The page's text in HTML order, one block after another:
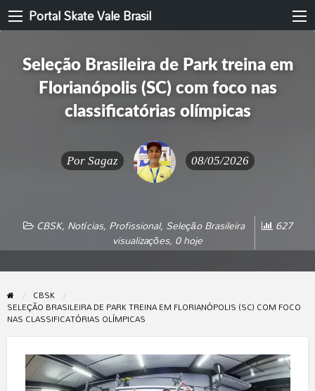
Portal Skate Vale Brasil
Seleção Brasileira de Park treina em
Florianópolis (SC) com foco nas
classificatórias olímpicas
Por Sagaz 08/05/2026
CBSK, Notícias, Profissional, Seleção Brasileira 627
visualizações, 0 hoje
CBSK
SELEÇÃO BRASILEIRA DE PARK TREINA EM FLORIANÓPOLIS (SC) COM FOCO
NAS CLASSIFICATÓRIAS OLÍMPICAS